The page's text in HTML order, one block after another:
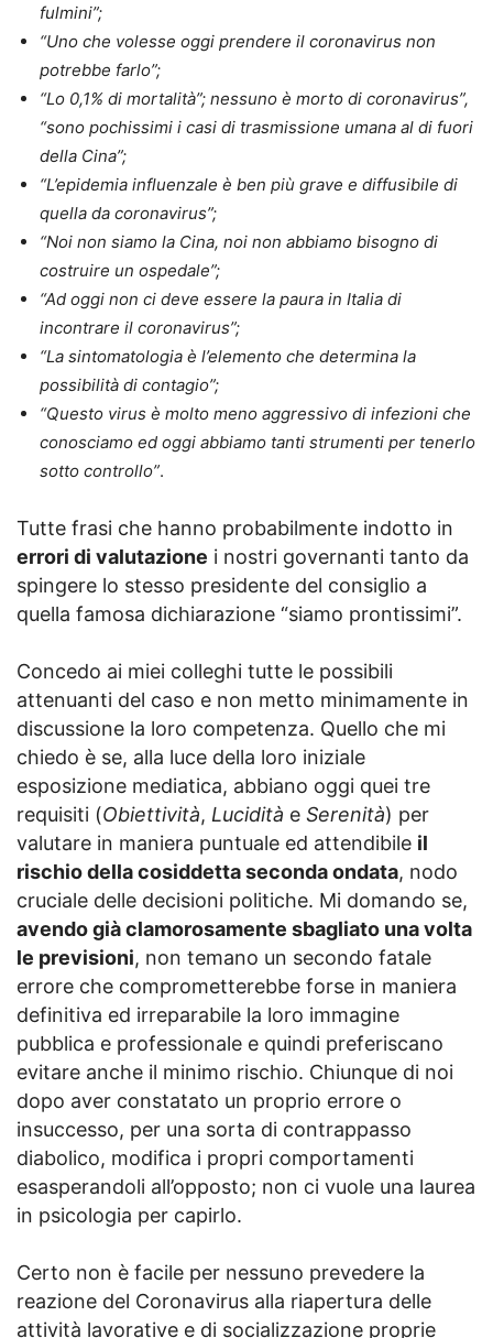
fulmini”;
“Uno che volesse oggi prendere il coronavirus non
potrebbe farlo”;
“Lo 0,1% di mortalità”; nessuno è morto di coronavirus”,
“sono pochissimi i casi di trasmissione umana al di fuori
della Cina”;
“L’epidemia influenzale è ben più grave e diffusibile di
quella da coronavirus”;
“Noi non siamo la Cina, noi non abbiamo bisogno di
costruire un ospedale”;
“Ad oggi non ci deve essere la paura in Italia di
incontrare il coronavirus”;
“La sintomatologia è l’elemento che determina la
possibilità di contagio”;
“Questo virus è molto meno aggressivo di infezioni che
conosciamo ed oggi abbiamo tanti strumenti per tenerlo
sotto controllo”.
Tutte frasi che hanno probabilmente indotto in
errori di valutazione i nostri governanti tanto da
spingere lo stesso presidente del consiglio a
quella famosa dichiarazione “siamo prontissimi”.
Concedo ai miei colleghi tutte le possibili
attenuanti del caso e non metto minimamente in
discussione la loro competenza. Quello che mi
chiedo è se, alla luce della loro iniziale
esposizione mediatica, abbiano oggi quei tre
requisiti (Obiettività, Lucidità e Serenità) per
valutare in maniera puntuale ed attendibile il
rischio della cosiddetta seconda ondata, nodo
cruciale delle decisioni politiche. Mi domando se,
avendo già clamorosamente sbagliato una volta
le previsioni, non temano un secondo fatale
errore che comprometterebbe forse in maniera
definitiva ed irreparabile la loro immagine
pubblica e professionale e quindi preferiscano
evitare anche il minimo rischio. Chiunque di noi
dopo aver constatato un proprio errore o
insuccesso, per una sorta di contrappasso
diabolico, modifica i propri comportamenti
esasperandoli all’opposto; non ci vuole una laurea
in psicologia per capirlo.
Certo non è facile per nessuno prevedere la
reazione del Coronavirus alla riapertura delle
attività lavorative e di socializzazione proprie